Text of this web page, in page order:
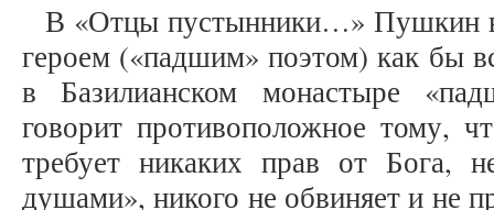
В «Отцы пустынники…» Пушкин
героем («падшим» поэтом) как бы
в Базилианском монастыре
говорит противоположное тому,
требует никаких прав от Бога,
душами», никого не обвиняет и не